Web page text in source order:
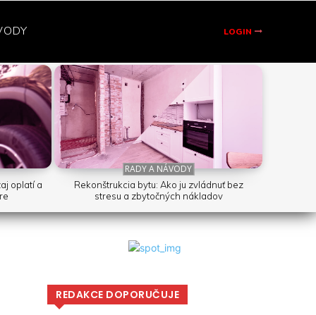
LOGIN
oplatí a
RADY A NÁVODY
Rekonštrukcia bytu: Ako ju zvládnuť bez
stresu a zbytočných nákladov
REDAKCE DOPORUČUJE